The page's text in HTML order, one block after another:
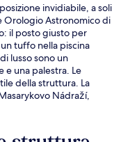
invidiabile, a soli
Orologio Astronomico di
il posto giusto per
tuffo nella piscina
lusso sono un
una palestra. Le
della struttura. La
Nádraží,
a 3 min a piedi.